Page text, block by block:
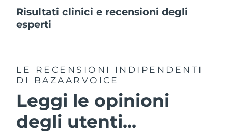
Risultati clinici e recensioni degli
esperti
LE RECENSIONI INDIPENDENTI
DI BAZAARVOICE
Leggi le opinioni
degli utenti...